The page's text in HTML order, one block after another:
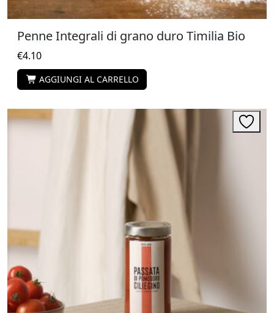
Penne Integrali di grano duro Timilia Bio
€4.10
AGGIUNGI AL CARRELLO